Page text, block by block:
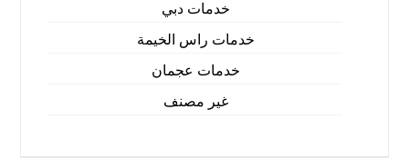
خدمات دبي
خدمات راس الخيمة
خدمات عجمان
غير مصنف